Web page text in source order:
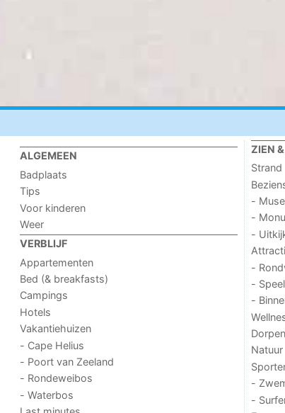
ALGEMEEN
Badplaats
Tips
Voor kinderen
Weer
VERBLIJF
Appartementen
Bed (& breakfasts)
Campings
Hotels
Vakantiehuizen
- Cape Helius
- Poort van Zeeland
- Rondeweibos
- Waterbos
ZIEN
Strand
-
-
-
-
-
-
Natuur
-
-